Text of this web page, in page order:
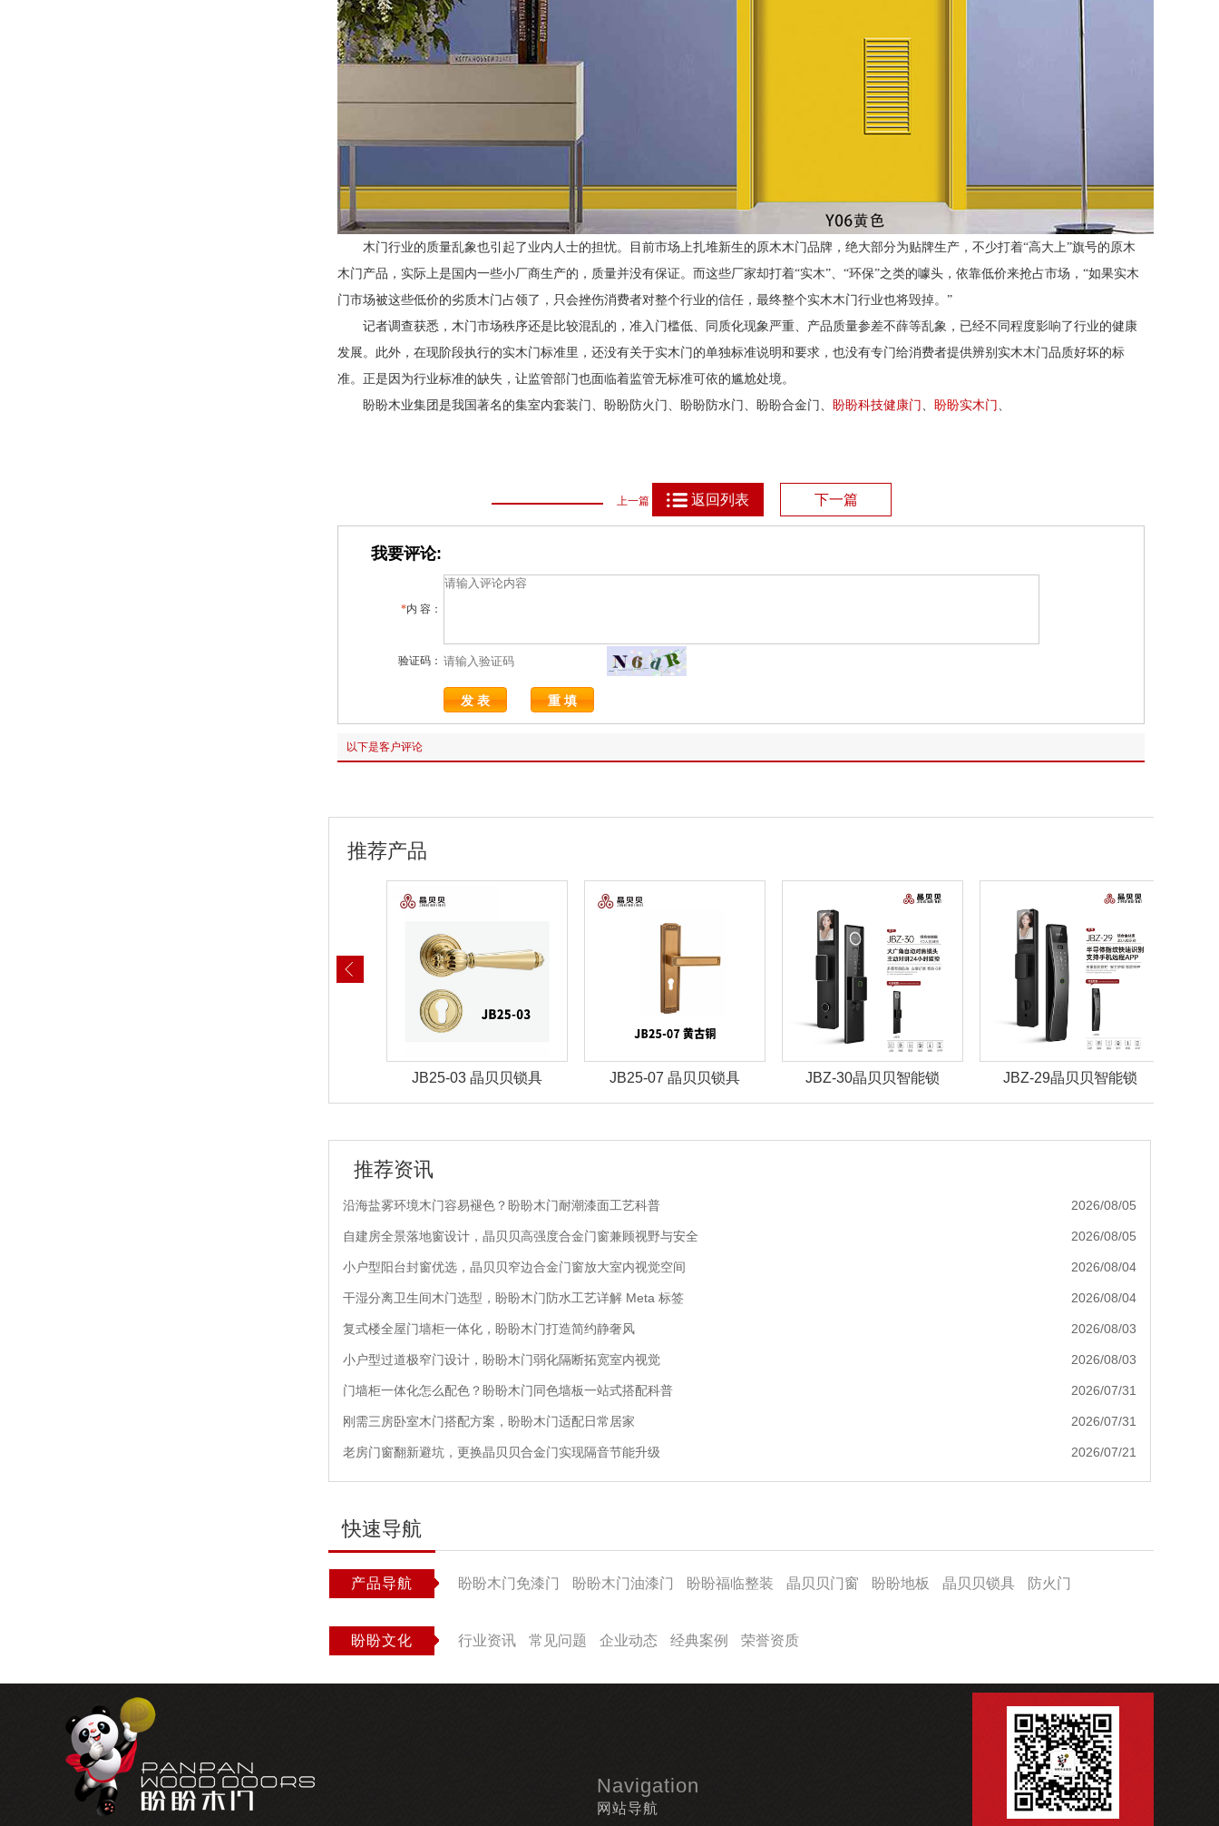
木门行业的质量乱象也引起了业内人士的担忧。目前市场上扎堆新生的原木木门品牌，绝大部分为贴牌生产，不少打着“高大上”旗号的原木
木门产品，实际上是国内一些小厂商生产的，质量并没有保证。而这些厂家却打着“实木”、“环保”之类的噱头，依靠低价来抢占市场，“如果实木
门市场被这些低价的劣质木门占领了，只会挫伤消费者对整个行业的信任，最终整个实木木门行业也将毁掉。”
记者调查获悉，木门市场秩序还是比较混乱的，准入门槛低、同质化现象严重、产品质量参差不薛等乱象，已经不同程度影响了行业的健康
发展。此外，在现阶段执行的实木门标准里，还没有关于实木门的单独标准说明和要求，也没有专门给消费者提供辨别实木木门品质好坏的标
准。正是因为行业标准的缺失，让监管部门也面临着监管无标准可依的尴尬处境。
盼盼木业集团是我国著名的集室内套装门、盼盼防火门、盼盼防水门、盼盼合金门、 盼盼科技健康门 、 盼盼实木门 、
上一篇 返回列表 下一篇
我要评论:
*内 容：
验证码：
以下是客户评论
推荐产品
JB25-03 晶贝贝锁具 JB25-07 晶贝贝锁具 JBZ-30晶贝贝智能锁 JBZ-29晶贝贝智能锁
推荐资讯
沿海盐雾环境木门容易褪色？盼盼木门耐潮漆面工艺科普 2026/08/05
自建房全景落地窗设计，晶贝贝高强度合金门窗兼顾视野与安全 2026/08/05
小户型阳台封窗优选，晶贝贝窄边合金门窗放大室内视觉空间 2026/08/04
干湿分离卫生间木门选型，盼盼木门防水工艺详解 Meta 标签 2026/08/04
复式楼全屋门墙柜一体化，盼盼木门打造简约静奢风 2026/08/03
小户型过道极窄门设计，盼盼木门弱化隔断拓宽室内视觉 2026/08/03
门墙柜一体化怎么配色？盼盼木门同色墙板一站式搭配科普 2026/07/31
刚需三房卧室木门搭配方案，盼盼木门适配日常居家 2026/07/31
老房门窗翻新避坑，更换晶贝贝合金门实现隔音节能升级 2026/07/21
快速导航
产品导航 盼盼木门免漆门 盼盼木门油漆门 盼盼福临整装 晶贝贝门窗 盼盼地板 晶贝贝锁具 防火门
盼盼文化 行业资讯 常见问题 企业动态 经典案例 荣誉资质
Navigation
网站导航